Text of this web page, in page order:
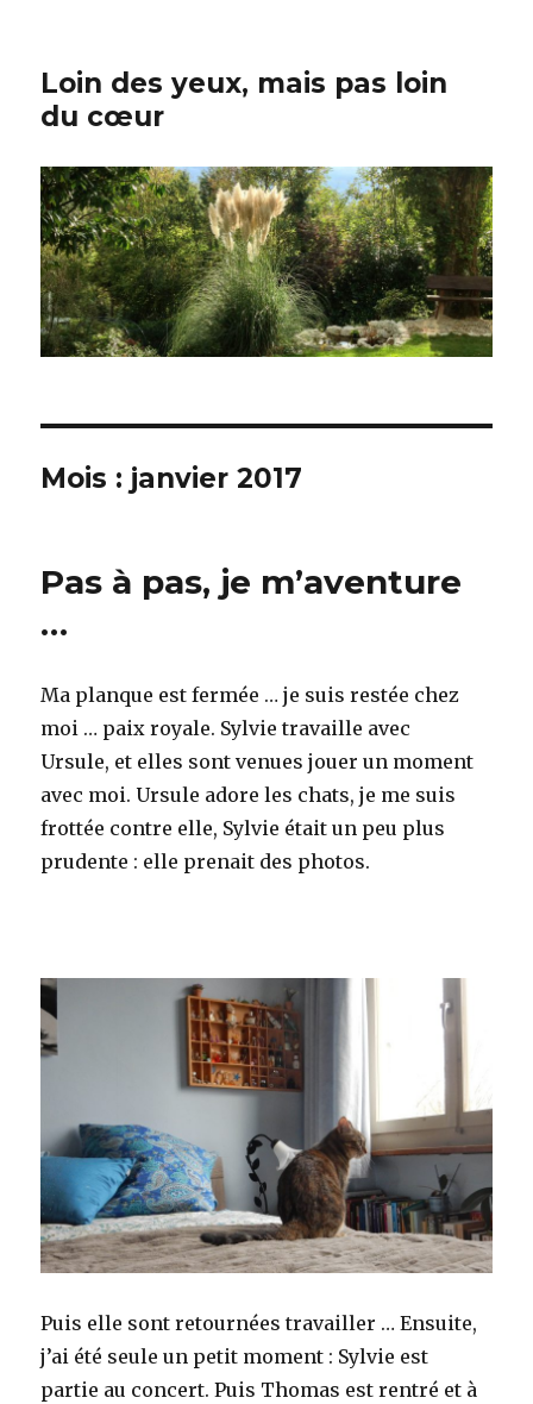
Loin des yeux, mais pas loin
du cœur
Mois : janvier 2017
Pas à pas, je m’aventure
…
Ma planque est fermée … je suis restée chez
moi … paix royale. Sylvie travaille avec
Ursule, et elles sont venues jouer un moment
avec moi. Ursule adore les chats, je me suis
frottée contre elle, Sylvie était un peu plus
prudente : elle prenait des photos.
Puis elle sont retournées travailler … Ensuite,
j’ai été seule un petit moment : Sylvie est
partie au concert. Puis Thomas est rentré et à